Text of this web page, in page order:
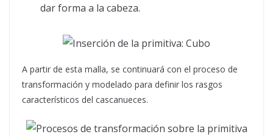
dar forma a la cabeza.
A partir de esta malla, se continuará con el proceso de
transformación y modelado para definir los rasgos
característicos del cascanueces.